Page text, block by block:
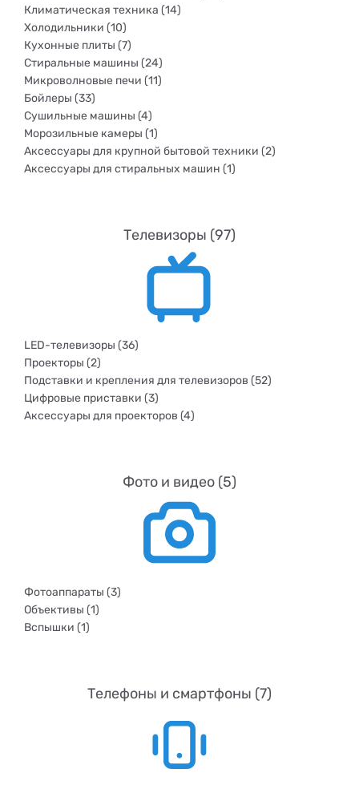
Климатическая техника (14)
Холодильники (10)
Кухонные плиты (7)
Стиральные машины (24)
Микроволновые печи (11)
Бойлеры (33)
Сушильные машины (4)
Морозильные камеры (1)
Аксессуары для крупной бытовой техники (2)
Аксессуары для стиральных машин (1)
Телевизоры (97)
LED-телевизоры (36)
Проекторы (2)
Подставки и крепления для телевизоров (52)
Цифровые приставки (3)
Аксессуары для проекторов (4)
Фото и видео (5)
Фотоаппараты (3)
Объективы (1)
Вспышки (1)
Телефоны и смартфоны (7)